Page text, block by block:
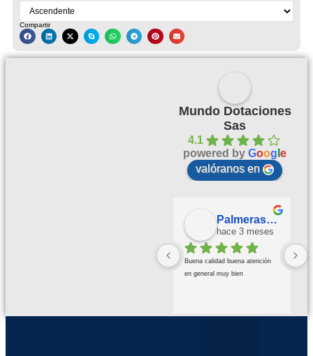
Compartir
Mundo Dotaciones
Sas
4.1
powered by Goog e
valóranos en
Palmeras Doradas
hace 3 meses
Buena calidad buena atención
en general muy bien